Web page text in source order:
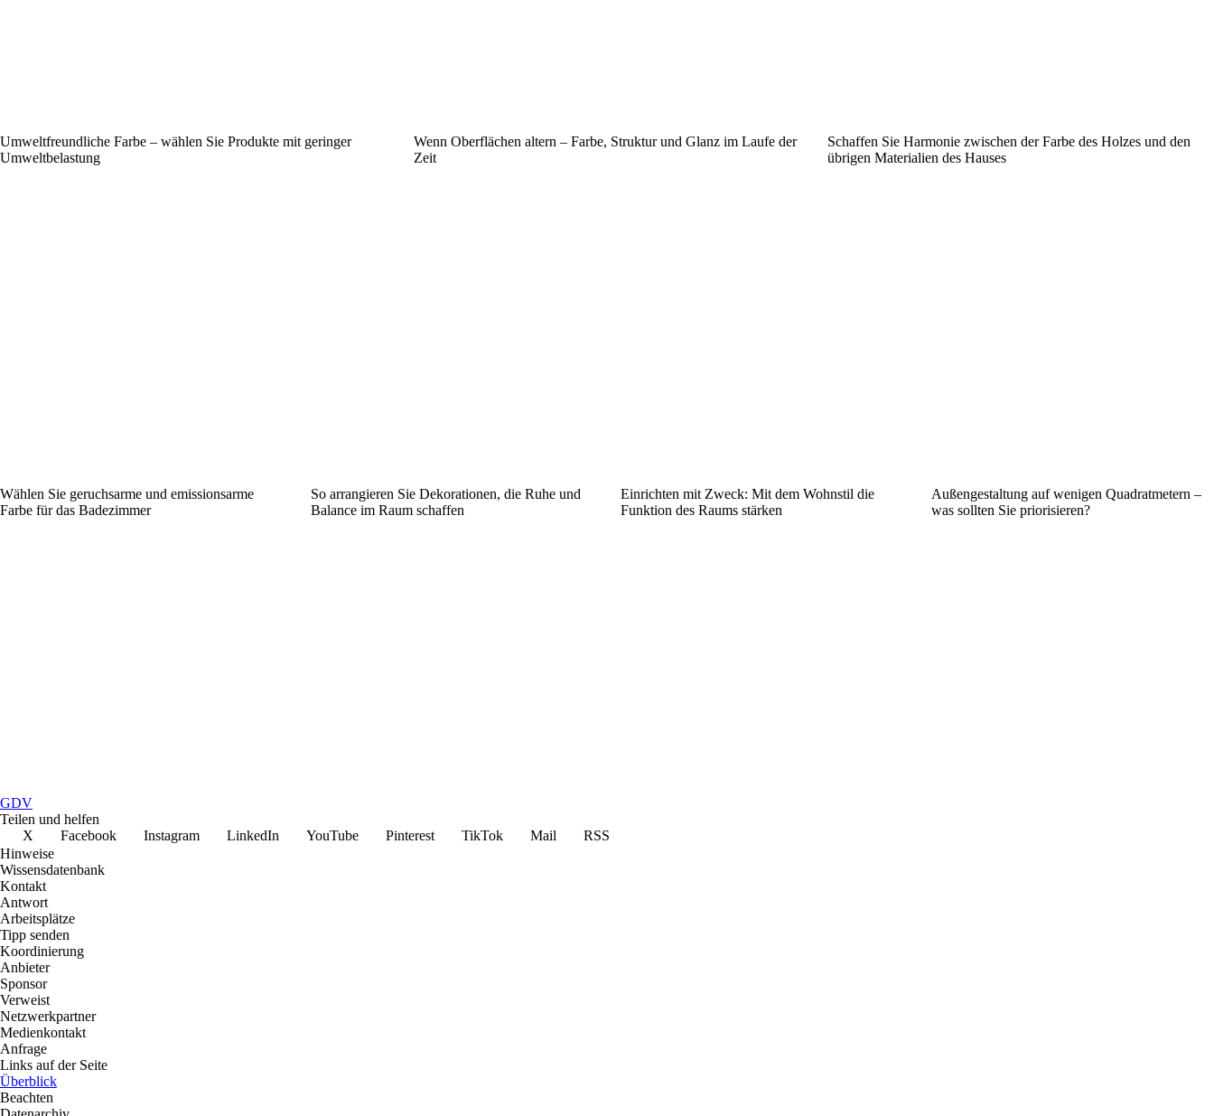
Umweltfreundliche Farbe – wählen Sie Produkte mit geringer
Umweltbelastung
Wenn Oberflächen altern – Farbe, Struktur und Glanz im Laufe der
Zeit
Schaffen Sie Harmonie zwischen der Farbe des Holzes und den
übrigen Materialien des Hauses
Wählen Sie geruchsarme und emissionsarme
Farbe für das Badezimmer
So arrangieren Sie Dekorationen, die Ruhe und
Balance im Raum schaffen
Einrichten mit Zweck: Mit dem Wohnstil die
Funktion des Raums stärken
Außengestaltung auf wenigen Quadratmetern –
was sollten Sie priorisieren?
GDV
Teilen und helfen
X
Facebook Instagram LinkedIn YouTube Pinterest TikTok Mail
RSS
Hinweise
Wissensdatenbank
Kontakt
Antwort
Arbeitsplätze
Tipp senden
Koordinierung
Anbieter
Sponsor
Verweist
Netzwerkpartner
Medienkontakt
Anfrage
Links auf der Seite
Überblick
Beachten